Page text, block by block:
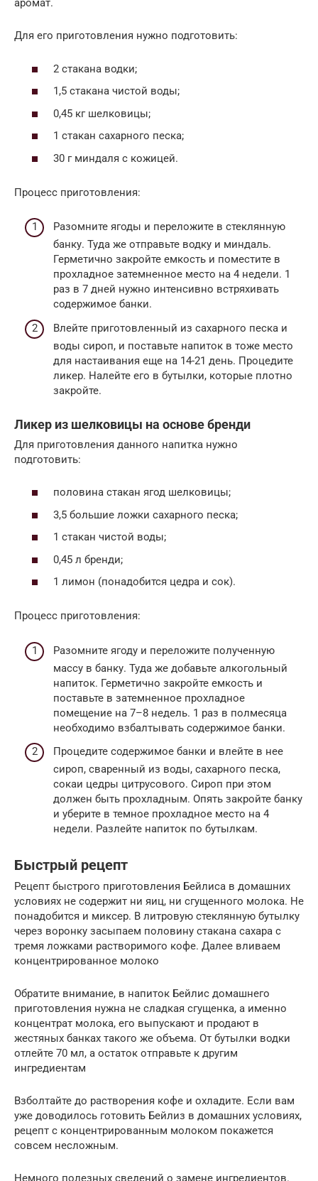
аромат.
Для его приготовления нужно подготовить:
2 стакана водки;
1,5 стакана чистой воды;
0,45 кг шелковицы;
1 стакан сахарного песка;
30 г миндаля с кожицей.
Процесс приготовления:
Разомните ягоды и переложите в стеклянную
банку. Туда же отправьте водку и миндаль.
Герметично закройте емкость и поместите в
прохладное затемненное место на 4 недели. 1
раз в 7 дней нужно интенсивно встряхивать
содержимое банки.
Влейте приготовленный из сахарного песка и
воды сироп, и поставьте напиток в тоже место
для настаивания еще на 14-21 день. Процедите
ликер. Налейте его в бутылки, которые плотно
закройте.
Ликер из шелковицы на основе бренди
Для приготовления данного напитка нужно
подготовить:
половина стакан ягод шелковицы;
3,5 большие ложки сахарного песка;
1 стакан чистой воды;
0,45 л бренди;
1 лимон (понадобится цедра и сок).
Процесс приготовления:
Разомните ягоду и переложите полученную
массу в банку. Туда же добавьте алкогольный
напиток. Герметично закройте емкость и
поставьте в затемненное прохладное
помещение на 7–8 недель. 1 раз в полмесяца
необходимо взбалтывать содержимое банки.
Процедите содержимое банки и влейте в нее
сироп, сваренный из воды, сахарного песка,
сокаи цедры цитрусового. Сироп при этом
должен быть прохладным. Опять закройте банку
и уберите в темное прохладное место на 4
недели. Разлейте напиток по бутылкам.
Быстрый рецепт
Рецепт быстрого приготовления Бейлиса в домашних
условиях не содержит ни яиц, ни сгущенного молока. Не
понадобится и миксер. В литровую стеклянную бутылку
через воронку засыпаем половину стакана сахара с
тремя ложками растворимого кофе. Далее вливаем
концентрированное молоко
Обратите внимание, в напиток Бейлис домашнего
приготовления нужна не сладкая сгущенка, а именно
концентрат молока, его выпускают и продают в
жестяных банках такого же объема. От бутылки водки
отлейте 70 мл, а остаток отправьте к другим
ингредиентам
Взболтайте до растворения кофе и охладите. Если вам
уже доводилось готовить Бейлиз в домашних условиях,
рецепт с концентрированным молоком покажется
совсем несложным.
Немного полезных сведений о замене ингредиентов.